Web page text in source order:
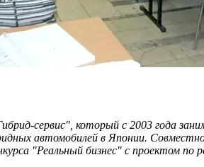
сервис", который с 2003 года
автомобилей в Японии.
"Реальный бизнес" с проектом